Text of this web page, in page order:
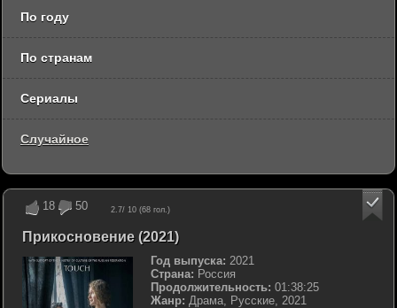
18 50 2.7/ 10 (68 гол.)
Прикосновение (2021)
Год выпуска: 2021
Страна: Россия
Продолжительность: 01:38:25
Жанр: Драма, Русские, 2021
По году
По странам
Сериалы
Случайное